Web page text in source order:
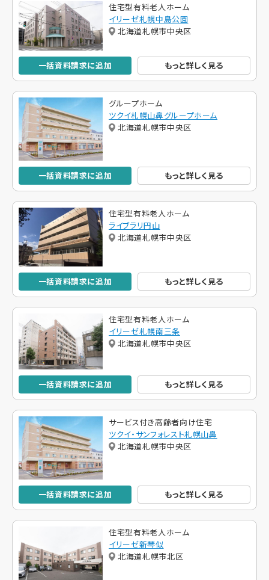
住宅型有料老人ホーム
イリーゼ札幌中島公園
北海道札幌市中央区
一括資料請求に追加 もっと詳しく見る
グループホーム
ツクイ札幌山鼻グループホーム
北海道札幌市中央区
一括資料請求に追加 もっと詳しく見る
住宅型有料老人ホーム
ライブラリ円山
北海道札幌市中央区
一括資料請求に追加 もっと詳しく見る
住宅型有料老人ホーム
イリーゼ札幌南三条
北海道札幌市中央区
一括資料請求に追加 もっと詳しく見る
サービス付き高齢者向け住宅
ツクイ・サンフォレスト札幌山鼻
北海道札幌市中央区
一括資料請求に追加 もっと詳しく見る
住宅型有料老人ホーム
イリーゼ新琴似
北海道札幌市北区